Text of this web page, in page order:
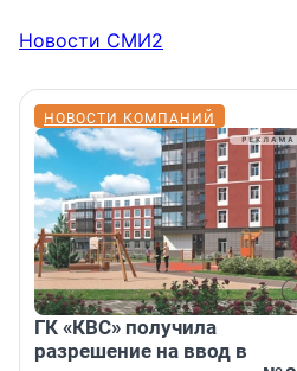
Новости СМИ2
НОВОСТИ КОМПАНИЙ
ГК «КВС» получила
разрешение на ввод в